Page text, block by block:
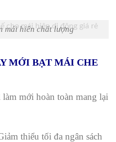
mái hiên chất lượng
MỚI BẠT MÁI CHE
mới hoàn toàn mang lại
thiểu tối đa ngân sách